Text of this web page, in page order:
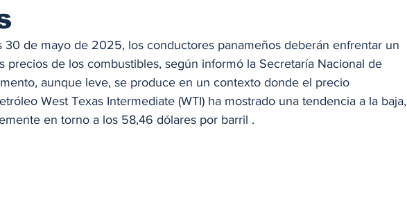
30 de mayo de 2025, los conductores panameños deberán enfrentar un
precios de los combustibles, según informó la Secretaría Nacional de
aunque leve, se produce en un contexto donde el precio
West Texas Intermediate (WTI) ha mostrado una tendencia a la baja,
en torno a los 58,46 dólares por barril .